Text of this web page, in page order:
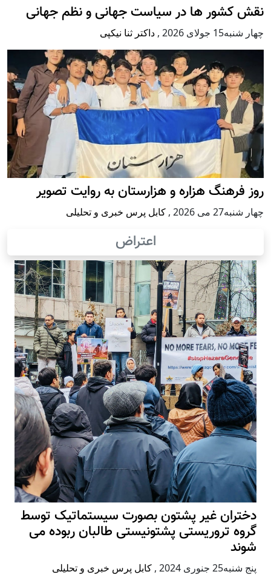
نقش کشور ها در سیاست جهانی و نظم جهانی
چهار شنبه15 جولای 2026 , داکتر ثنا نیکپی
روز فرهنگ هزاره و هزارستان به روایت تصویر
چهار شنبه27 می 2026 , کابل پرس خبری و تحلیلی
اعتراض
دختران غیر پشتون بصورت سیستماتیک توسط
گروه تروریستی پشتونیستی طالبان ربوده می
شوند
پنج شنبه25 جنوری 2024 , کابل پرس خبری و تحلیلی